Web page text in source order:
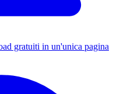
gratuiti in un'unica pagina